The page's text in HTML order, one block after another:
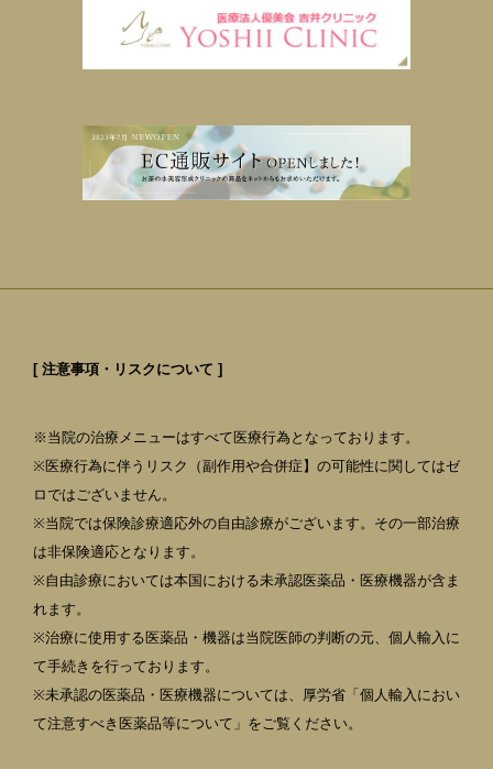
[ 注意事項・リスクについて ]
※当院の治療メニューはすべて医療行為となっております。
※医療行為に伴うリスク（副作用や合併症】の可能性に関してはゼ
ロではございません。
※当院では保険診療適応外の自由診療がございます。その一部治療
は非保険適応となります。
※自由診療においては本国における未承認医薬品・医療機器が含ま
れます。
※治療に使用する医薬品・機器は当院医師の判断の元、個人輸入に
て手続きを行っております。
※未承認の医薬品・医療機器については、厚労省「個人輸入におい
て注意すべき医薬品等について」をご覧ください。